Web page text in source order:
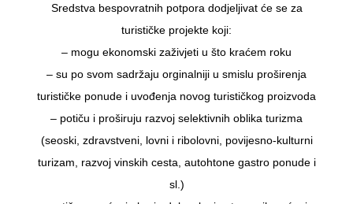
Sredstva bespovratnih potpora dodjeljivat će se za
turističke projekte koji:
– mogu ekonomski zaživjeti u što kraćem roku
– su po svom sadržaju orginalniji u smislu proširenja
turističke ponude i uvođenja novog turističkog proizvoda
– potiču i proširuju razvoj selektivnih oblika turizma
(seoski, zdravstveni, lovni i ribolovni, povijesno-kulturni
turizam, razvoj vinskih cesta, autohtone gastro ponude i
sl.)